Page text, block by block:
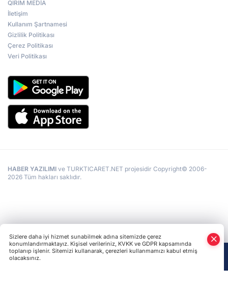
QIRIM MEDİA
İletişim
Kullanım Şartnamesi
Gizlilik Politikası
Çerez Politikası
Veri Politikası
HABER YAZILIMI ve TURKTICARET.NET projesidir Copyright© 2006-
2026 Tüm hakları saklıdır.
Sizlere daha iyi hizmet sunabilmek adına sitemizde çerez
konumlandırmaktayız. Kişisel verileriniz, KVKK ve GDPR kapsamında
toplanıp işlenir. Sitemizi kullanarak, çerezleri kullanmamızı kabul etmiş
olacaksınız.